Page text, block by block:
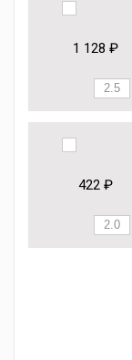
1 128 ₽
422 ₽